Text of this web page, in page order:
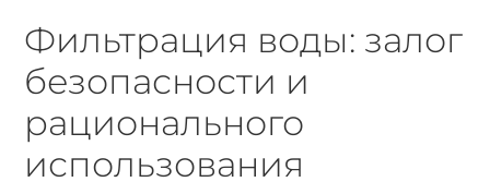
Фильтрация воды: залог
безопасности и
рационального
использования